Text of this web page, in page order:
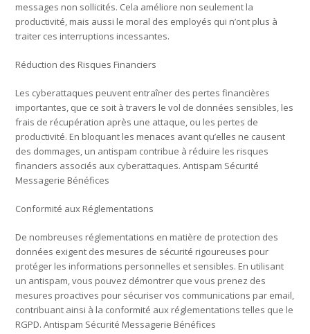
messages non sollicités. Cela améliore non seulement la
productivité, mais aussi le moral des employés qui n’ont plus à
traiter ces interruptions incessantes.
Réduction des Risques Financiers
Les cyberattaques peuvent entraîner des pertes financières
importantes, que ce soit à travers le vol de données sensibles, les
frais de récupération après une attaque, ou les pertes de
productivité. En bloquant les menaces avant qu’elles ne causent
des dommages, un antispam contribue à réduire les risques
financiers associés aux cyberattaques. Antispam Sécurité
Messagerie Bénéfices
Conformité aux Réglementations
De nombreuses réglementations en matière de protection des
données exigent des mesures de sécurité rigoureuses pour
protéger les informations personnelles et sensibles. En utilisant
un antispam, vous pouvez démontrer que vous prenez des
mesures proactives pour sécuriser vos communications par email,
contribuant ainsi à la conformité aux réglementations telles que le
RGPD. Antispam Sécurité Messagerie Bénéfices